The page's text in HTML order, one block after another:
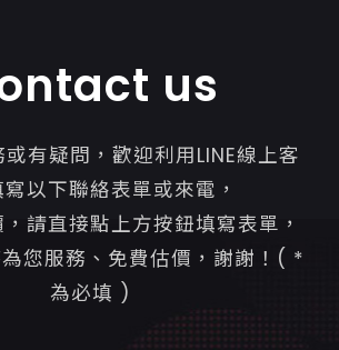
us
有疑問，歡迎利用LINE線上客
以下聯絡表單或來電，
請直接點上方按鈕填寫表單，
您服務、免費估價，謝謝！( *
為必填 )